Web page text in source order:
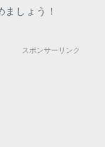
ましょう！
スポンサーリンク